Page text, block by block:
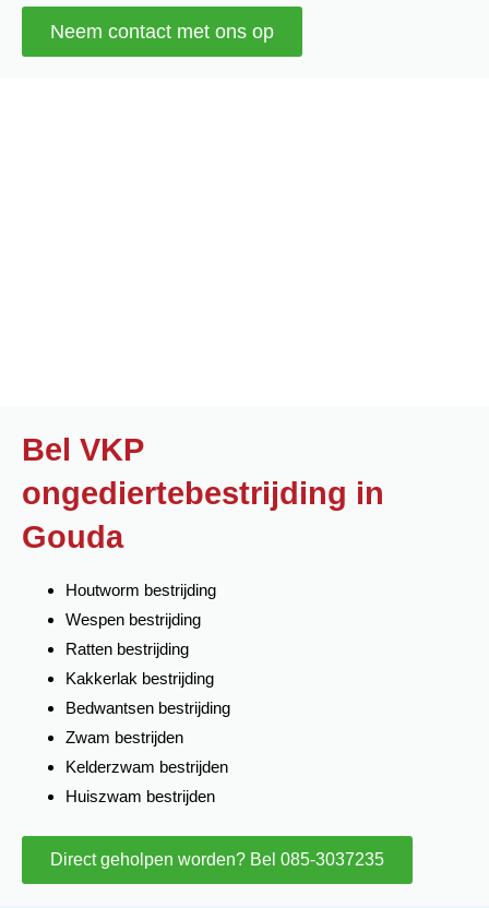
Neem contact met ons op
Bel VKP
ongediertebestrijding in
Gouda
Houtworm bestrijding
Wespen bestrijding
Ratten bestrijding
Kakkerlak bestrijding
Bedwantsen bestrijding
Zwam bestrijden
Kelderzwam bestrijden
Huiszwam bestrijden
Direct geholpen worden? Bel 085-3037235